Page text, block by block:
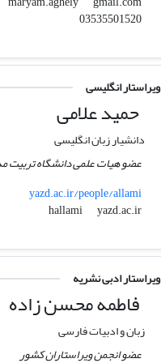
03535501520
ویراستار انگلیسی
حمید علامی
دانشیار زبان انگلیسی
عضو هیات علمی دانشگاه
yazd.ac.ir/people/allami
hallami
yazd.ac.ir
ویراستار ادبی نشریه
فاطمه محسن زاده
زبان و ادبیات فارسی
عضو انجمن ویراستاران کشور